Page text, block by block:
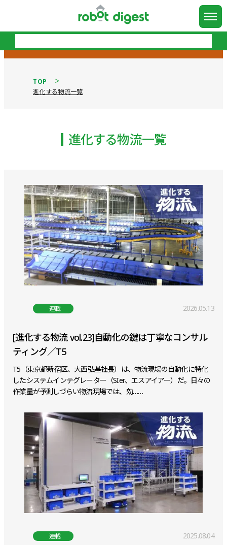
TOP
進化する物流一覧
進化する物流一覧
連載 2026.05.13
[進化する物流 vol.23]自動化の鍵は丁寧なコンサル
ティング／T5
T5（東京都新宿区、大西弘基社長）は、物流現場の自動化に特化
したシステムインテグレーター（SIer、エスアイアー）だ。日々の
作業量が予測しづらい物流現場では、効……
連載 2025.08.04